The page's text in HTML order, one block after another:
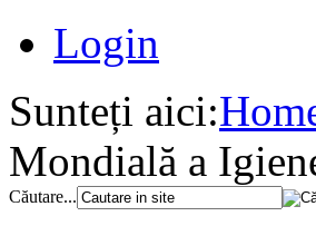
Login
Sunteți aici:
Mondială a
Căutare...